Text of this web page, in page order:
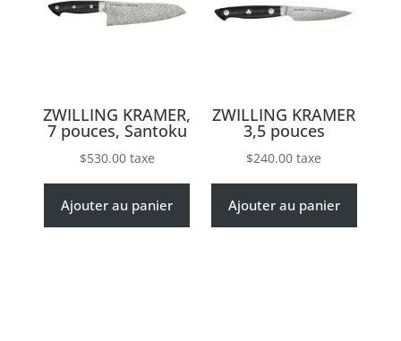
ZWILLING KRAMER,
7 pouces, Santoku
$530.00 taxe
Ajouter au panier
ZWILLING KRAMER
3,5 pouces
$240.00 taxe
Ajouter au panier